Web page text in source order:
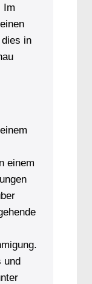
Im
in
einem
und